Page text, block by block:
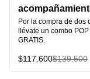
Por la compra de dos
llévate un combo
GRATIS.
$117.600$139.500